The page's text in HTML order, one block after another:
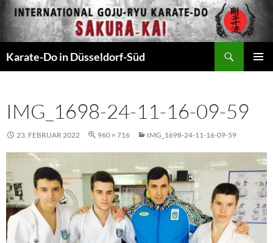
Zum
Inhalt
springen
Karate-Do in Düsseldorf-Süd
IMG_1698-24-11-16-09-59
23. FEBRUAR 2022 960 × 716 IMG_1698-24-11-16-09-59